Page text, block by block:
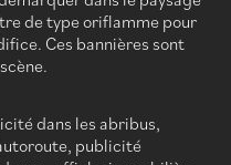
de type oriflamme pour
Ces bannières sont
dans les abribus,
publicité